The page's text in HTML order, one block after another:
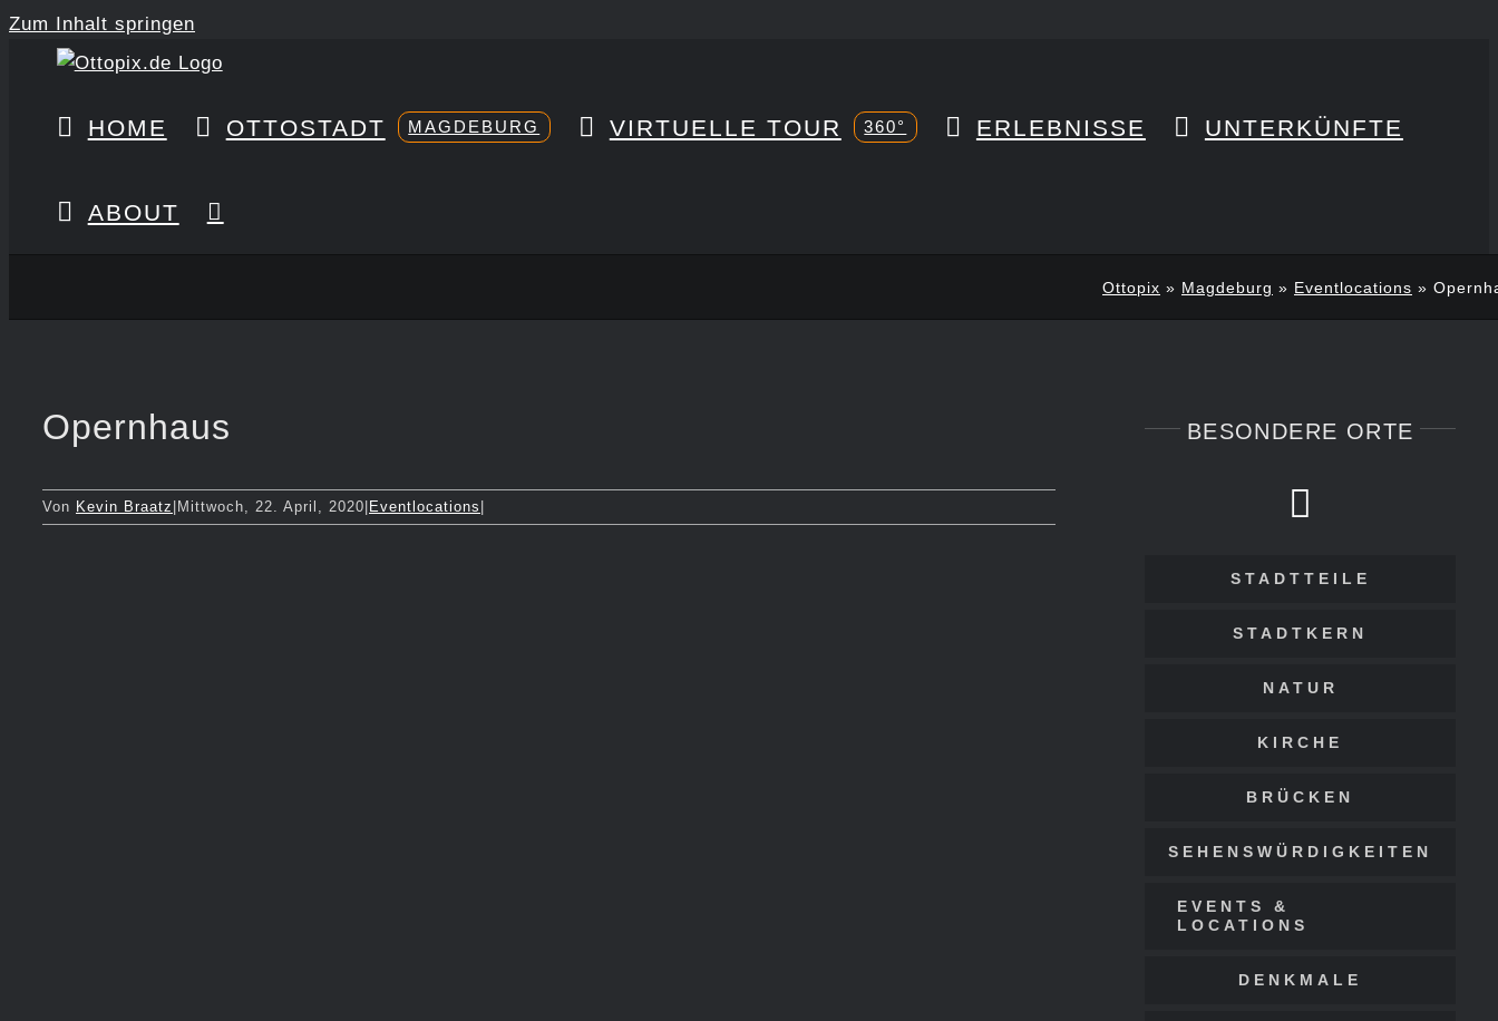
Zum Inhalt springen
HOME OTTOSTADT MAGDEBURG VIRTUELLE TOUR 360° ERLEBNISSE UNTERKÜNFTE
ABOUT
Ottopix » Magdeburg » Eventlocations »
Opernhaus
Von Kevin Braatz Mittwoch, 22. April, 2020 Eventlocations
BESONDERE ORTE
STADTTEILE
STADTKERN
NATUR
KIRCHE
BRÜCKEN
SEHENSWÜRDIGKEITEN
EVENTS &
LOCATIONS
DENKMALE